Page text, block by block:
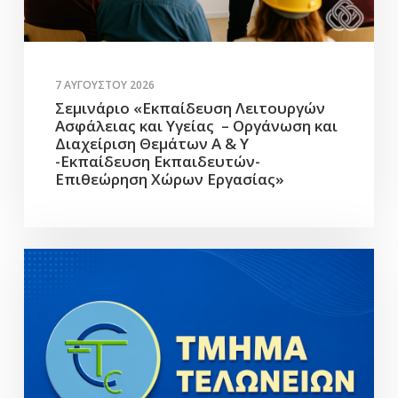
7 ΑΥΓΟΎΣΤΟΥ 2026
Σεμινάριο «Εκπαίδευση Λειτουργών
Ασφάλειας και Υγείας – Οργάνωση και
Διαχείριση Θεμάτων Α & Υ
-Εκπαίδευση Εκπαιδευτών-
Επιθεώρηση Χώρων Εργασίας»